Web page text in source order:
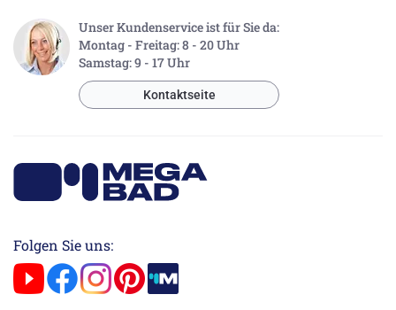
Unser Kundenservice ist für Sie da:
Montag - Freitag: 8 - 20 Uhr
Samstag: 9 - 17 Uhr
Kontaktseite
Folgen Sie uns: